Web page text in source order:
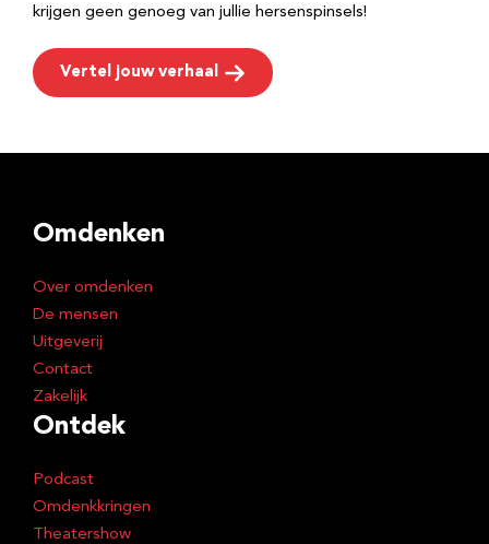
krijgen geen genoeg van jullie hersenspinsels!
Vertel jouw verhaal
Omdenken
Over omdenken
De mensen
Uitgeverij
Contact
Zakelijk
Ontdek
Podcast
Omdenkkringen
Theatershow